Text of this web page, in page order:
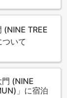
また、利用可
により異なり
。
場合がありま
(NINE TREE
いて
門 (NINE
」に宿泊